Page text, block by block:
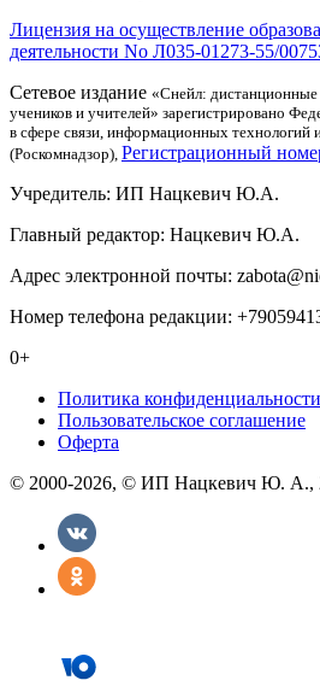
Лицензия на осуществление
деятельности No Л035-01273-55/
Сетевое издание «Снейл:
учеников и учителей» зарегистрировано
в сфере связи, информационных технологий
(Роскомнадзор), Регистрационный
Учредитель: ИП Нацкевич Ю.А.
Главный редактор: Нацкевич Ю.А.
Адрес электронной почты:
Номер телефона редакции:
0+
Политика конфиденциальности
Пользовательское соглашение
Оферта
© 2000-2026, © ИП Нацкевич Ю. А.,